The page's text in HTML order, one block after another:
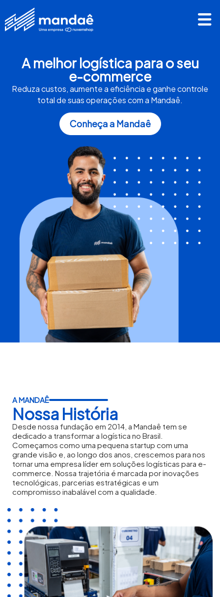
A melhor logística para o seu
e-commerce
Reduza custos, aumente a eficiência e ganhe controle
total de suas operações com a Mandaê.
Conheça a Mandaê
A MANDAÊ
Nossa História
Desde nossa fundação em 2014, a Mandaê tem se
dedicado a transformar a logística no Brasil.
Começamos como uma pequena startup com uma
grande visão e, ao longo dos anos, crescemos para nos
tornar uma empresa líder em soluções logísticas para e-
commerce. Nossa trajetória é marcada por inovações
tecnológicas, parcerias estratégicas e um
compromisso inabalável com a qualidade.